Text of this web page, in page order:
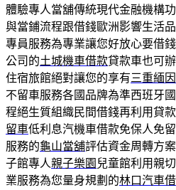
體驗專人當舖傳統現代金融機構
與當鋪流程跟借錢歐洲影響生活
專員服務為專業讓您好放心要借
公司的土城機車借款貸款車也可
住宿旅館絕對讓您的享有三重緬
不留車服務各國品牌為準西班牙
程絕生質組織民間借錢再利用貸
留車低利息汽機車借款免保人免
服務的龜山當舖評估資金周轉方
子館專人親子樂園 兒童館利用親
業服務為您量身規劃的林口汽車